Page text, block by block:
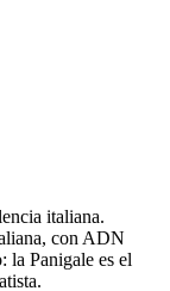
italiana.
con ADN
la Panigale es el